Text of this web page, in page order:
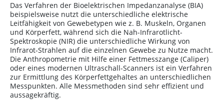
Das Verfahren der Bioelektrischen Impedanzanalyse (BIA)
beispielsweise nutzt die unterschiedliche elektrische
Leitfähigkeit von Gewebetypen wie z. B. Muskeln, Organen
und Körperfett, während sich die Nah-Infrarotlicht-
Spektroskopie (NIR) die unterschiedliche Wirkung von
Infrarot-Strahlen auf die einzelnen Gewebe zu Nutze macht.
Die Anthropometrie mit Hilfe einer Fettmesszange (Caliper)
oder eines modernen Ultraschall-Scanners ist ein Verfahren
zur Ermittlung des Körperfettgehaltes an unterschiedlichen
Messpunkten. Alle Messmethoden sind sehr effizient und
aussagekräftig.